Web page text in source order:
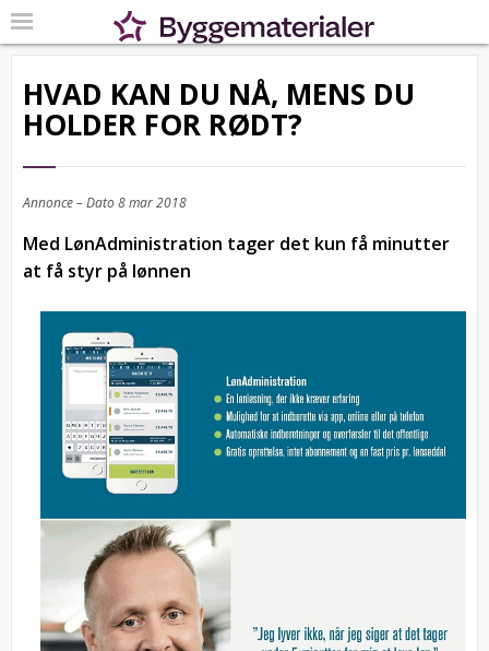
HVAD KAN DU NÅ, MENS DU
HOLDER FOR RØDT?
Annonce – Dato8 mar 2018
Med LønAdministration tager det kun få minutter
at få styr på lønnen